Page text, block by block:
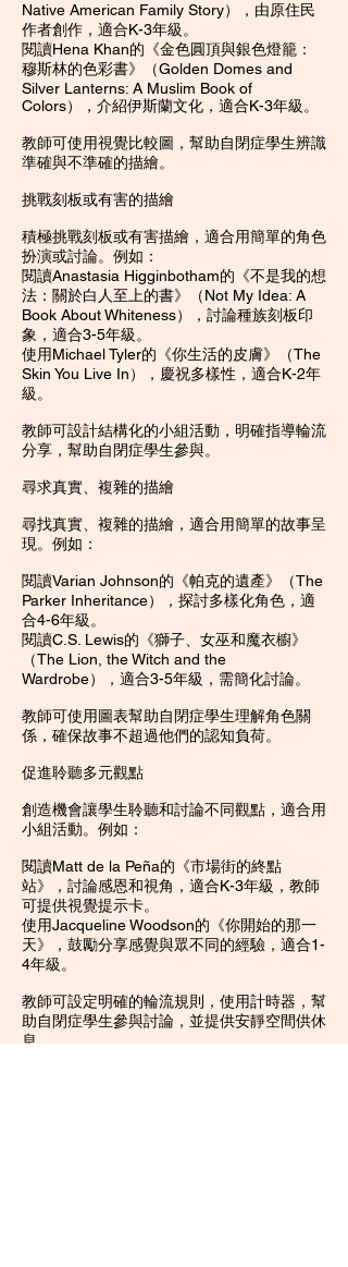
Native American Family Story），由原住民
作者創作，適合K-3年級。
閱讀Hena Khan的《金色圓頂與銀色燈籠：
穆斯林的色彩書》（Golden Domes and
Silver Lanterns: A Muslim Book of
Colors），介紹伊斯蘭文化，適合K-3年級。
教師可使用視覺比較圖，幫助自閉症學生辨識
準確與不準確的描繪。
挑戰刻板或有害的描繪
積極挑戰刻板或有害描繪，適合用簡單的角色
扮演或討論。例如：
閱讀Anastasia Higginbotham的《不是我的想
法：關於白人至上的書》（Not My Idea: A
Book About Whiteness），討論種族刻板印
象，適合3-5年級。
使用Michael Tyler的《你生活的皮膚》（The
Skin You Live In），慶祝多樣性，適合K-2年
級。
教師可設計結構化的小組活動，明確指導輪流
分享，幫助自閉症學生參與。
尋求真實、複雜的描繪
尋找真實、複雜的描繪，適合用簡單的故事呈
現。例如：
閱讀Varian Johnson的《帕克的遺產》（The
Parker Inheritance），探討多樣化角色，適
合4-6年級。
閱讀C.S. Lewis的《獅子、女巫和魔衣櫥》
（The Lion, the Witch and the
Wardrobe），適合3-5年級，需簡化討論。
教師可使用圖表幫助自閉症學生理解角色關
係，確保故事不超過他們的認知負荷。
促進聆聽多元觀點
創造機會讓學生聆聽和討論不同觀點，適合用
小組活動。例如：
閱讀Matt de la Peña的《市場街的終點
站》，討論感恩和視角，適合K-3年級，教師
可提供視覺提示卡。
使用Jacqueline Woodson的《你開始的那一
天》，鼓勵分享感覺與眾不同的經驗，適合1-
4年級。
教師可設定明確的輪流規則，使用計時器，幫
助自閉症學生參與討論，並提供安靜空間供休
息。